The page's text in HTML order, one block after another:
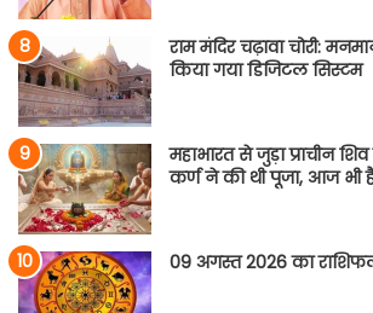
राम मंदिर चढ़ावा चोरी:
किया गया डिजिटल सिस्टम
महाभारत से जुड़ा प्राचीन
कर्ण ने की थी पूजा, आज भी
09 अगस्त 2026 का